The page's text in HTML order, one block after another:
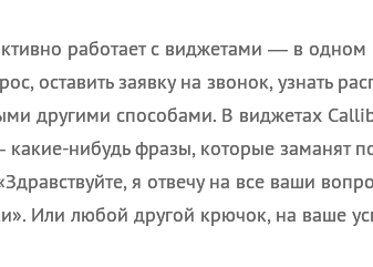
работает с виджетами — в
оставить заявку на звонок, узнать
другими способами. В виджетах
нибудь фразы, которые заманят
я отвечу на все ваши
Или любой другой крючок, на ваше